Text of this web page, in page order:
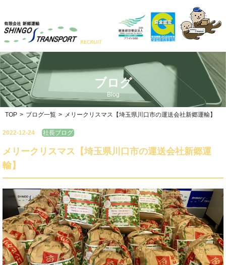
ブログ
Blog
TOP > ブログ一覧 > メリークリスマス【埼玉県川口市の運送会社新郷運輸】
2022-12-24 社長ブログ
メリークリスマス【埼玉県川口市の運送会社新郷運
輸】